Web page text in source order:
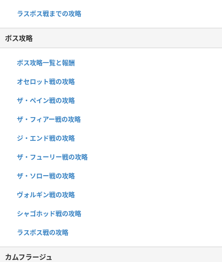
ラスボス戦までの攻略
ボス攻略
ボス攻略一覧と報酬
オセロット戦の攻略
ザ・ペイン戦の攻略
ザ・フィアー戦の攻略
ジ・エンド戦の攻略
ザ・フューリー戦の攻略
ザ・ソロー戦の攻略
ヴォルギン戦の攻略
シャゴホッド戦の攻略
ラスボス戦の攻略
カムフラージュ